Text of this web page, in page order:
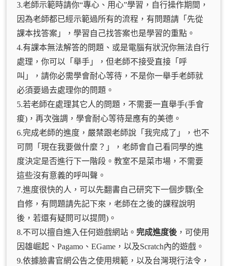
3.老師示範時請你“專心、用心”學習，自行操作期間，
因為老師都已經示範過所有的流程，有問題請「先從
課本找答案」，學習自己找答案也是學習的重點。
4.有課本無法解答的問題、或是電腦有狀況你無法自行
處理，你可以「舉手」，但老師不接受直接「呼
叫」，請你必需學會耐心等待，不是你一舉手老師就
必須要過去處理你的問題。
5.若老師在處理其它人的問題，不需要一直舉手(手會
痠)，再次強調，學會耐心等待是應有的美德。
6.完成老師的進度，嚴禁跟老師說「我完成了」，也不
可問「現在我要做什麼？」，老師會自己看同學的進
度決定是否進行下一階段。教室不是菜市場，不需要
這些沒有意義的呼叫聲。
7.進度很快的人，可以先翻書自己研究下一個步驟(全
自修，有問題請先記下來，老師在之後的課程說明
後，若還有疑問可以提問)。
8.不可以擅自進入任何遊戲網站。 完成進度後 ，可使用
因雄崛起、Pagamo、EGame，以及Scratch內的遊戲。
9.依據臉書官網公告之使用規範，以及台灣現行法令，